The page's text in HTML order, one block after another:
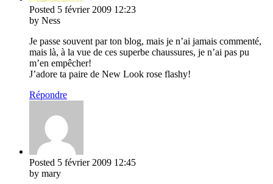
Posted 5 février 2009 12:23
by Ness
Je passe souvent par ton blog, mais je n’ai jamais commenté,
mais là, à la vue de ces superbe chaussures, je n’ai pas pu
m’en empêcher!
J’adore ta paire de New Look rose flashy!
Répondre
Posted 5 février 2009 12:45
by mary